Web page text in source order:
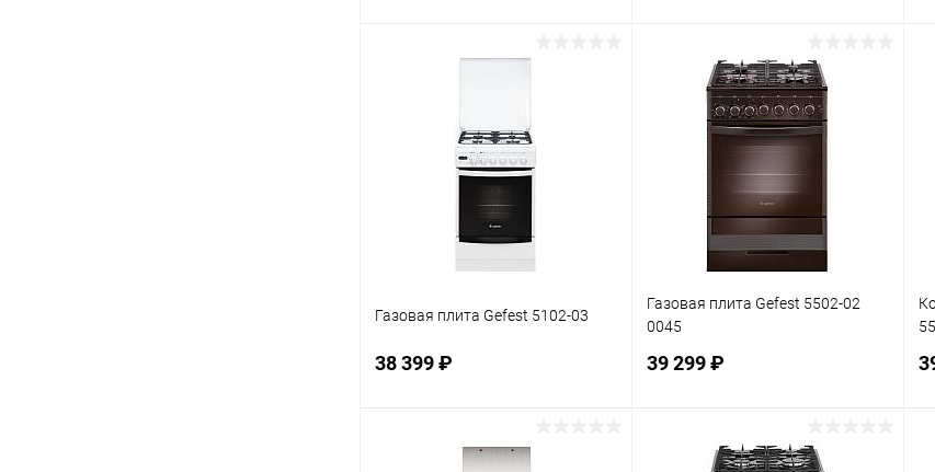
Купить в 1 клик
В избранное В наличии
В корзину
Купить в 1 клик К сравнению
Газовая плита Gefest 5102-03
38 399 ₽
В корзину
Газовая плита Gefest 5502-02
0045
39 299 ₽
В корзину